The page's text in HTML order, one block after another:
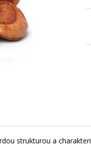
strukturou a